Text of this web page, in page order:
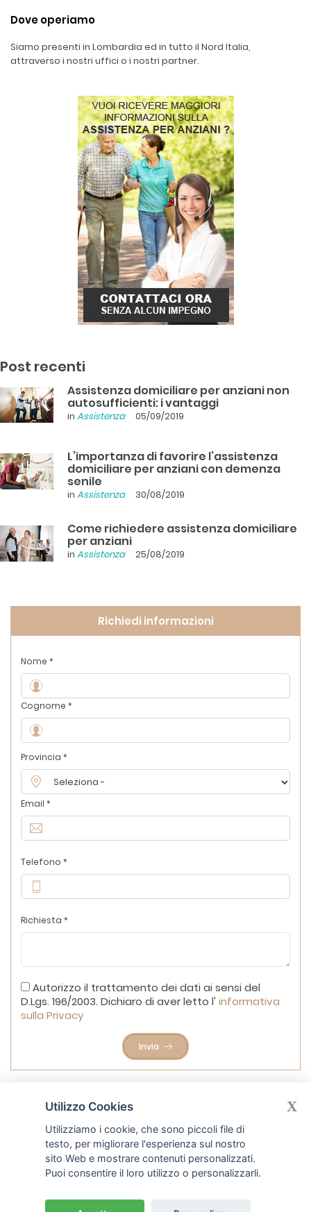
Dove operiamo
Siamo presenti in Lombardia ed in tutto il Nord Italia,
attraverso i nostri uffici o i nostri partner.
Post recenti
Assistenza domiciliare per anziani non
autosufficienti: i vantaggi
in Assistenza 05/09/2019
L’importanza di favorire l’assistenza
domiciliare per anziani con demenza
senile
in Assistenza 30/08/2019
Come richiedere assistenza domiciliare
per anziani
in Assistenza 25/08/2019
Richiedi informazioni
Nome *
Cognome *
Provincia *
Email *
Telefono *
Richiesta *
Autorizzo il trattamento dei dati ai sensi del
D.Lgs. 196/2003. Dichiaro di aver letto l' informativa
sulla Privacy
Invia
Utilizzo Cookies
Utilizziamo i cookie, che sono piccoli file di
testo, per migliorare l'esperienza sul nostro
sito Web e mostrare contenuti personalizzati.
Puoi consentire il loro utilizzo o personalizzarli.
X